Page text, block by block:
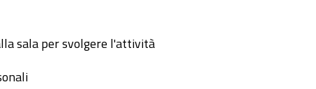
sala per svolgere l'attività